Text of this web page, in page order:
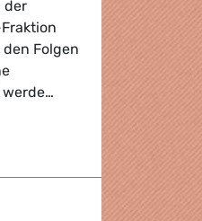
der
Folgen
die Natur